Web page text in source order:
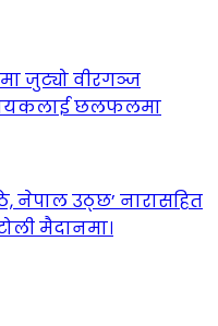
जुट्यो वीरगञ्ज
छलफलमा
नेपाल उठ्छ’ नारासहित
मैदानमा।